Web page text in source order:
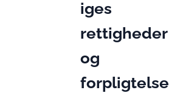
iges
rettigheder
og
forpligtelse